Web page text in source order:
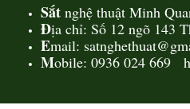
Sắt nghệ thuật Minh
Địa chỉ: Số 12 ngõ 143
Email:
Mobile: 0936 024 669